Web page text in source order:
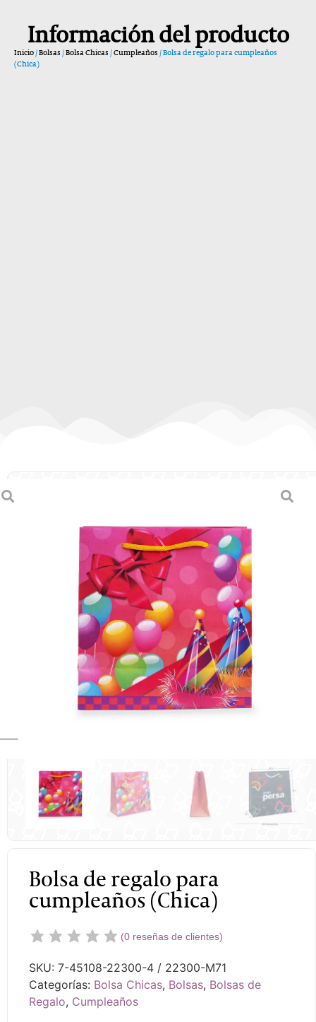
Información del producto
Inicio/Bolsas /Bolsa Chicas /Cumpleaños / Bolsa de regalo para cumpleaños
(Chica)
Bolsa de regalo para
cumpleaños (Chica)
(0 reseñas de clientes)
SKU: 7-45108-22300-4 / 22300-M71
Categorías: Bolsa Chicas, Bolsas, Bolsas de
Regalo, Cumpleaños